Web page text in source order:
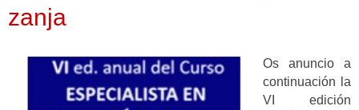
zanja
Os anuncio a
continuación la
VI edición